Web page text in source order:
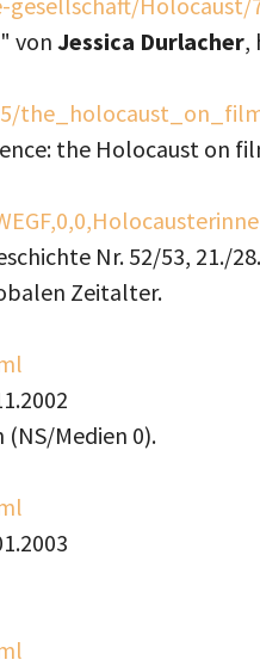
von Jessica Durlacher,
the Holocaust on
Nr. 52/53, 21./
Zeitalter.
Medien 0).